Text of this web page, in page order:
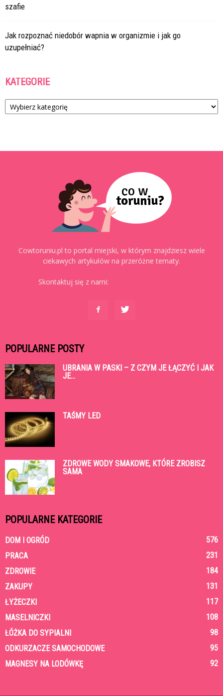
szafie
Jak rozpoznać niedobór wapnia w organizmie i jak go
uzupełniać?
KATEGORIE
Kategorie
Cowtoruniu.pl to portal miejski, w którym znajdziesz wiele
ciekawych artykułów na przeróżne tematy.
Skontaktuj się z nami:
POPULARNE POSTY
UBRANIA W PASKI – Z CZYM JE ŁĄCZYĆ I JAK
JE...
TAŚMY LED
ZDROWE WODY SMAKOWE, KTÓRE ZROBISZ
SAMA
POPULARNE KATEGORIE
DOM I OGRÓD
576
PRACA
231
ZDROWIE
184
ZAKUPY
131
ŁYŻECZKI
117
MASELNICZKI
108
ŁÓŻKA DO SYPIALNI
98
ODKURZACZE SAMOCHODOWE
95
MAGNESY NA LODÓWKĘ
92